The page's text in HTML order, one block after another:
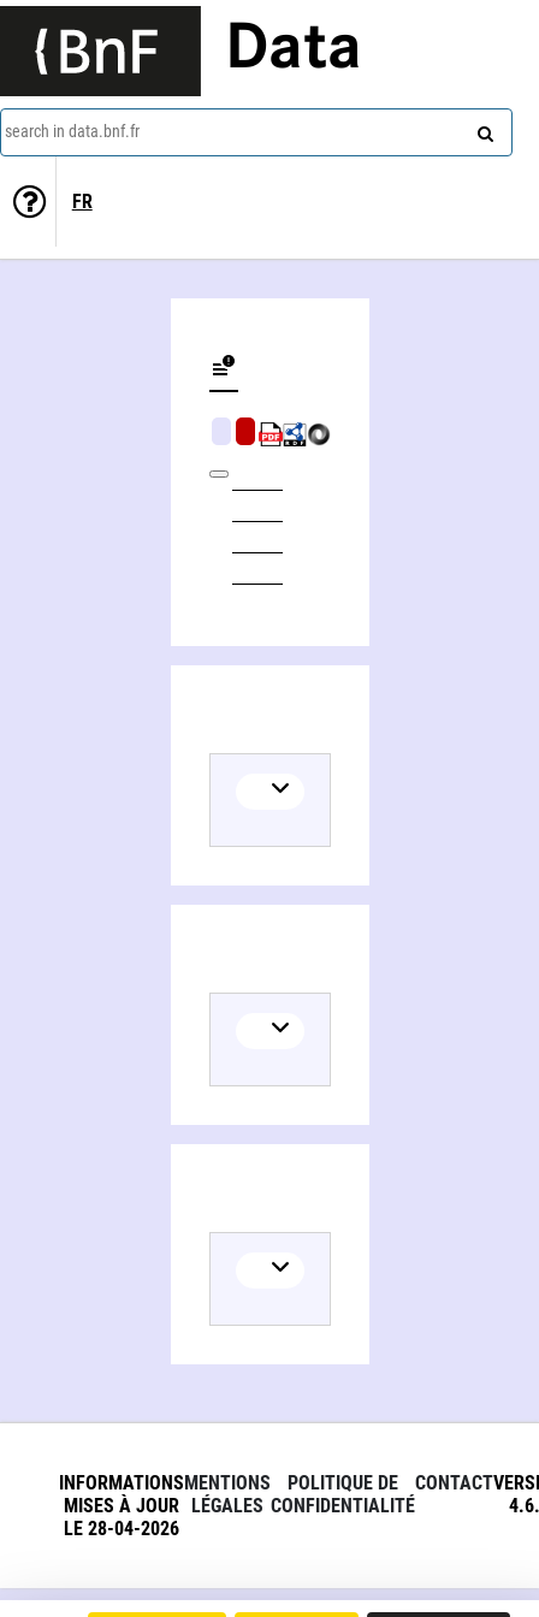
Data
search in data.bnf.fr
FR
INFORMATIONS
MISES À JOUR
LE 28-04-2026
MENTIONS
LÉGALES
POLITIQUE DE
CONFIDENTIALITÉ
CONTACT